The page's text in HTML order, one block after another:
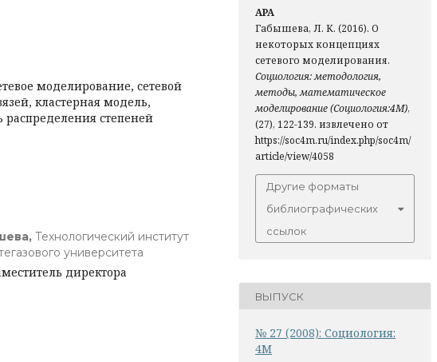
моделирование, сетевой
кластерная модель,
степеней
Технологический институт
университета
директора
APA
Габышева, Л. К. (2016). О
некоторых концепциях
сетевого моделирования.
Социология: методология,
методы, математическое
моделирование (Социология:4М),
(27), 122-139. извлечено от
https://soc4m.ru/index.php/soc4m/
article/view/4058
Другие форматы
библиографических
ссылок
ВЫПУСК
№ 27 (2008): Социология:
4М